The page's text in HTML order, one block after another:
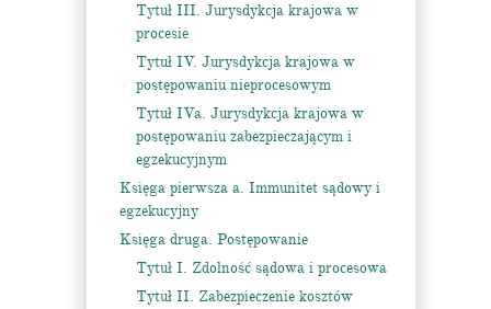
Tytuł III. Jurysdykcja krajowa w
procesie
Tytuł IV. Jurysdykcja krajowa w
postępowaniu nieprocesowym
Tytuł IVa. Jurysdykcja krajowa w
postępowaniu zabezpieczającym i
egzekucyjnym
Księga pierwsza a. Immunitet sądowy i
egzekucyjny
Księga druga. Postępowanie
Tytuł I. Zdolność sądowa i procesowa
Tytuł II. Zabezpieczenie kosztów